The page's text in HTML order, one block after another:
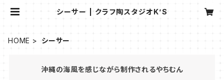
シーサー | クラフ陶スタジオK’S
HOME シーサー
沖縄の海風を感じながら制作されるやちむん